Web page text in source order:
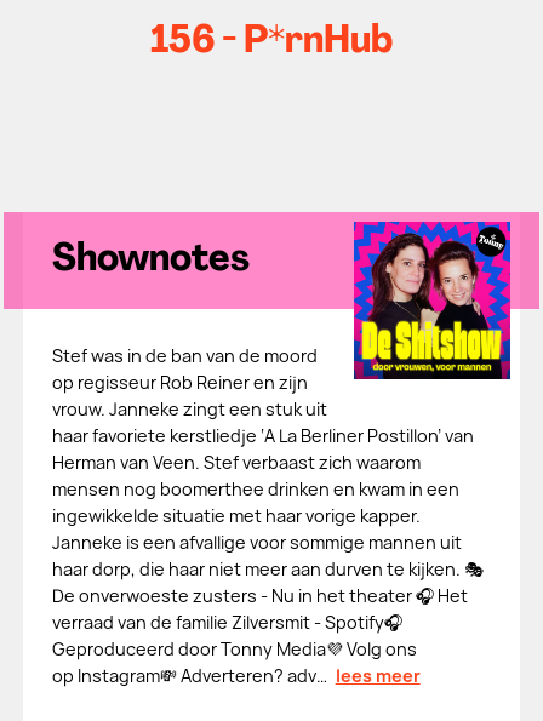
156 - P*rnHub
Shownotes
Stef was in de ban van de moord
op regisseur Rob Reiner en zijn
vrouw. Janneke zingt een stuk uit
haar favoriete kerstliedje ‘A La Berliner Postillon’ van
Herman van Veen. Stef verbaast zich waarom
mensen nog boomerthee drinken en kwam in een
ingewikkelde situatie met haar vorige kapper.
Janneke is een afvallige voor sommige mannen uit
haar dorp, die haar niet meer aan durven te kijken. 🎭
De onverwoeste zusters - Nu in het theater 🎧 Het
verraad van de familie Zilversmit - Spotify🎧
Geproduceerd door Tonny Media💜 Volg ons
op Instagram💸 Adverteren? adv… lees meer